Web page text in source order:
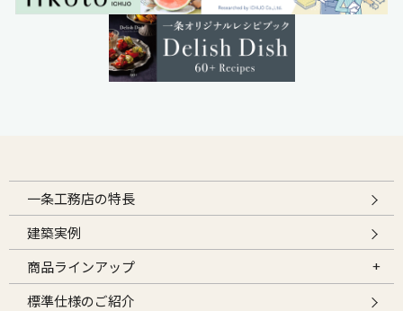
一条工務店の特長
建築実例
商品ラインアップ
標準仕様のご紹介